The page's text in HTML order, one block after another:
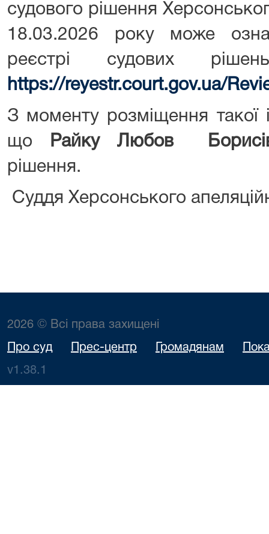
судового рішення
18.03.2026 року може
реєстрі судових
https://reyestr.court.gov.ua/
З моменту розміщення такої
що
Райку Любов
рішення.
Суддя Херсонського
2026 © Всі права захищені
Про суд Прес-центр Громадянам
v1.38.1